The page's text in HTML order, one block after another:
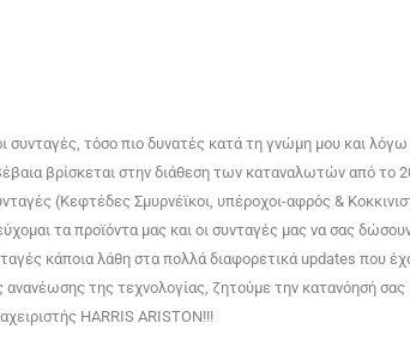
συνταγές, τόσο πιο δυνατές κατά τη γνώμη μου και
βρίσκεται στην διάθεση των καταναλωτών από το
(Κεφτέδες Σμυρνέϊκοι, υπέροχοι-αφρός &
τα προϊόντα μας και οι συνταγές μας να σας
κάποια λάθη στα πολλά διαφορετικά updates που
της τεχνολογίας, ζητούμε την κατανόησή σας
HARRIS ARISTON!!!